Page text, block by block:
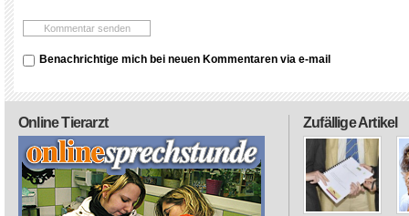
Benachrichtige mich bei neuen Kommentaren via e-mail
Zufällige Artikel
Online Tierarzt